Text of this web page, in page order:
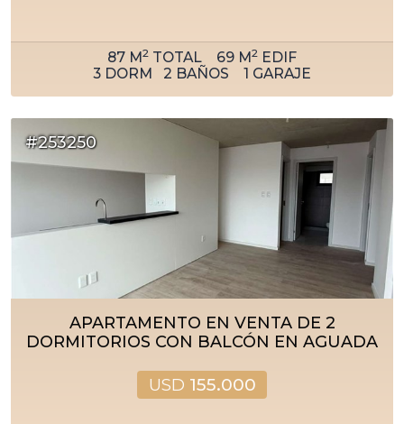
87 M2 TOTAL 69 M2 EDIF
3 DORM 2 BAÑOS 1 GARAJE
#253250
APARTAMENTO EN VENTA DE 2
DORMITORIOS CON BALCÓN EN AGUADA
USD 155.000